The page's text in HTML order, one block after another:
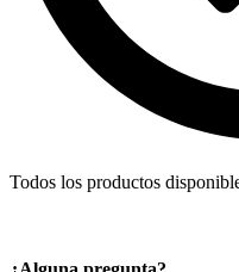
Todos los productos